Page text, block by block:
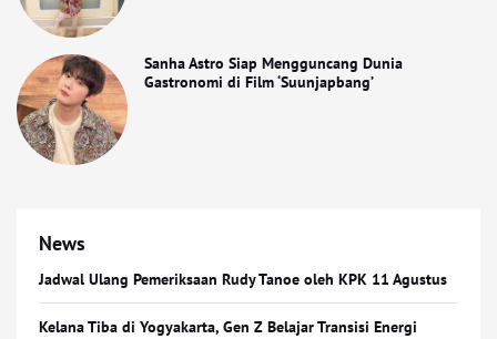
Sanha Astro Siap Mengguncang Dunia
Gastronomi di Film ‘Suunjapbang’
News
Jadwal Ulang Pemeriksaan Rudy Tanoe oleh KPK 11 Agustus
Kelana Tiba di Yogyakarta, Gen Z Belajar Transisi Energi